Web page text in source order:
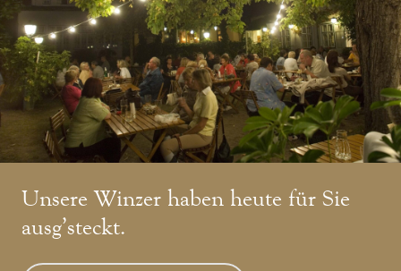
Unsere Winzer haben heute für Sie
ausg’steckt.